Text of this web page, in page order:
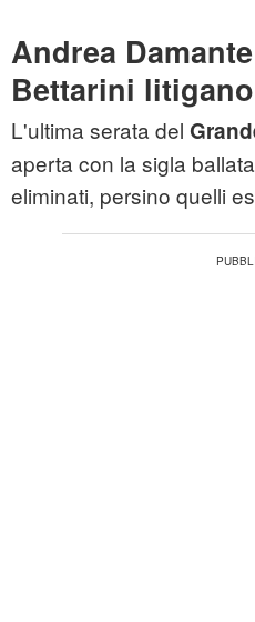
Andrea
Bettarini litigano
L'ultima serata del
aperta con la sigla
eliminati, persino quelli